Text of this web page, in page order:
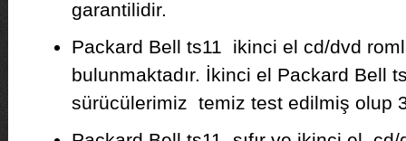
garantilidir.
Packard Bell ts11 ikinci el cd/dvd
bulunmaktadır. İkinci el Packard Bell
sürücülerimiz temiz test edilmiş olup